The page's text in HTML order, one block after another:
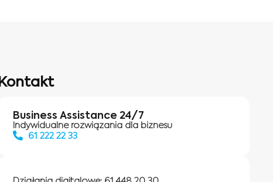
Kontakt
Business Assistance 24/7
Indywidualne rozwiązania dla biznesu
61 222 22 33